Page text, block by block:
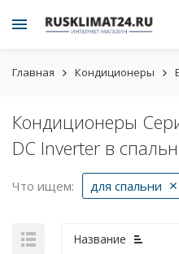
Главная Кондиционеры
Кондиционеры
DC Inverter в
Что ищем: для спальни
Название